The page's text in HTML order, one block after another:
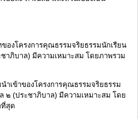
องโครงการคุณธรรมจริยธรรมนักเรียน
ชาภิบาล) มีความเหมาะสม โดยภาพรวม
ำเข้าของโครงการคุณธรรมจริยธรรม
๒ (ประชาภิบาล) มีความเหมาะสม โดย
ที่สุด